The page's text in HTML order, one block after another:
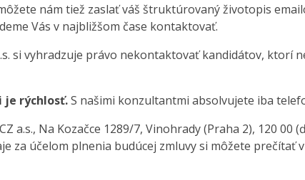
nám tiež zaslať váš štruktúrovaný životopis
Vás v najbližšom čase kontaktovať.
si vyhradzuje právo nekontaktovať kandidátov, ktorí
je rýchlosť.S našimi konzultantmi absolvujete iba
a.s., Na Kozačce 1289/7, Vinohrady (Praha 2), 120 00
za účelom plnenia budúcej zmluvy si môžete prečítať v